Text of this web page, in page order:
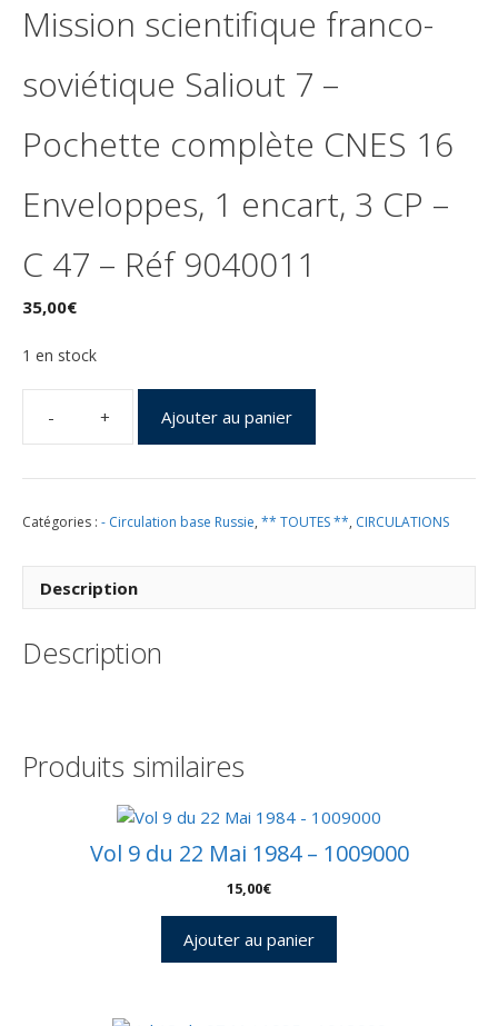
Mission scientifique franco-
soviétique Saliout 7 –
Pochette complète CNES 16
Enveloppes, 1 encart, 3 CP –
C 47 – Réf 9040011
35,00€
1 en stock
quantité
de
Lancement
T6
24
1982-
Saliout
-
Pochette
complète
Enveloppes,
Ajouter au panier
Catégories : - Circulation base Russie, ** TOUTES **, CIRCULATIONS
Description
Description
Produits similaires
Vol 9 du 22 Mai 1984 – 1009000
15,00€
Ajouter au panier